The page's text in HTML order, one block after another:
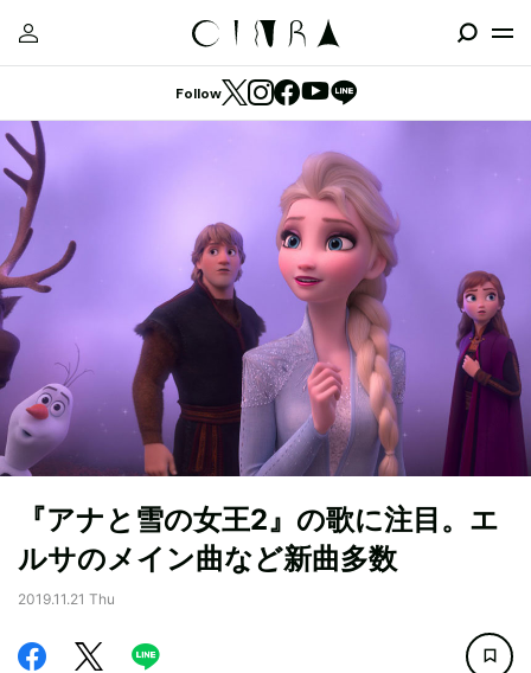
Follow
『アナと雪の女王2』の歌に注目。エ
ルサのメイン曲など新曲多数
2019.11.21 Thu